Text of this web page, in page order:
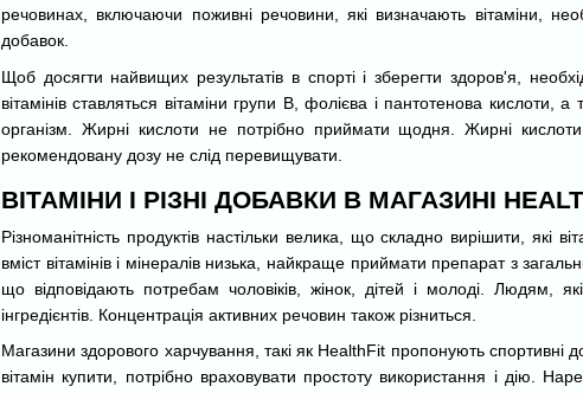
речовинах, включаючи поживні речовини, які визначають вітаміни,
добавок.
Щоб досягти найвищих результатів в спорті і зберегти здоров'я,
вітамінів ставляться вітаміни групи B, фолієва і пантотенова
організм. Жирні кислоти не потрібно приймати щодня. Жирні
рекомендовану дозу не слід перевищувати.
ВІТАМІНИ І РІЗНІ ДОБАВКИ В МАГАЗИНІ
Різноманітність продуктів настільки велика, що складно вирішити, які
вміст вітамінів і мінералів низька, найкраще приймати препарат з
що відповідають потребам чоловіків, жінок, дітей і молоді. Людям,
інгредієнтів. Концентрація активних речовин також різниться.
Магазини здорового харчування, такі як HealthFit пропонують спортивні
вітамін купити, потрібно враховувати простоту використання і дію.